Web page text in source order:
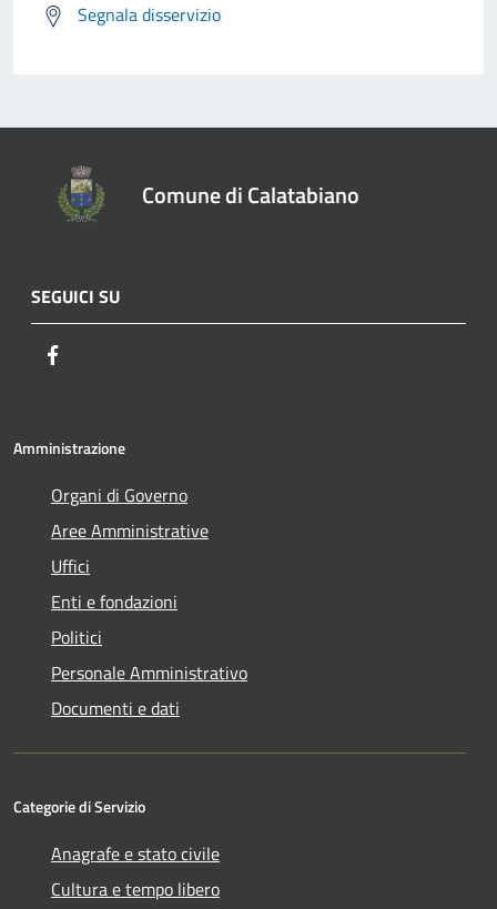
Segnala disservizio
Comune di Calatabiano
SEGUICI SU
Amministrazione
Organi di Governo
Aree Amministrative
Uffici
Enti e fondazioni
Politici
Personale Amministrativo
Documenti e dati
Categorie di Servizio
Anagrafe e stato civile
Cultura e tempo libero